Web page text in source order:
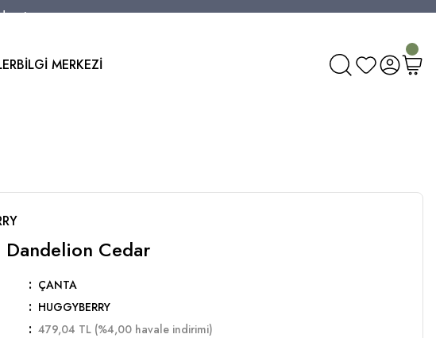
BİLGİ MERKEZİ
Dandelion Cedar
ÇANTA
HUGGYBERRY
479,04 TL (%4,00 havale indirimi)